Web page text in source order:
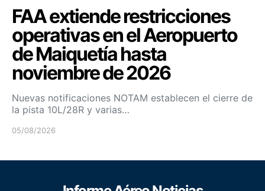
FAA extiende restricciones
operativas en el Aeropuerto
de Maiquetía hasta
noviembre de 2026
Nuevas notificaciones NOTAM establecen el cierre de
la pista 10L/28R y varias…
05/08/2026